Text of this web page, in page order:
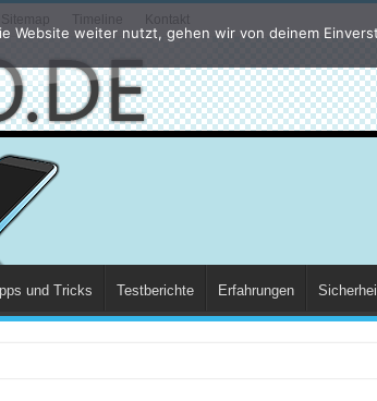
Sitemap Timeline Kontakt
und Tricks Testberichte Erfahrungen
Website weiter nutzt, gehen wir von deinem